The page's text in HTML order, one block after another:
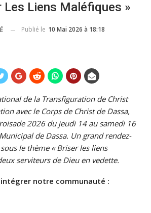
Les Liens Maléfiques »
Publié le 10 Mai 2026 à 18:18
de la Transfiguration de Christ
avec le Corps de Christ de Dassa,
2026 du jeudi 14 au samedi 16
de Dassa. Un grand rendez-
le thème « Briser les liens
serviteurs de Dieu en vedette.
notre communauté :